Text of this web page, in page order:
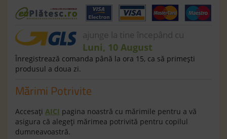
ajunge la tine începând cu
Luni, 10 August
Înregistrează comanda până la ora 15, ca să primeşti
produsul a doua zi.
Mărimi Potrivite
Accesaţi AICI pagina noastră cu mărimile pentru a vă
asigura că alegeţi mărimea potrivită pentru copilul
dumneavoastră.